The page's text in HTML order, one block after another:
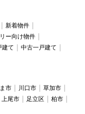
新着物件
ー向け物件
建て
中古一戸建て
市 川口市
草加市
上尾市 足立区
柏市